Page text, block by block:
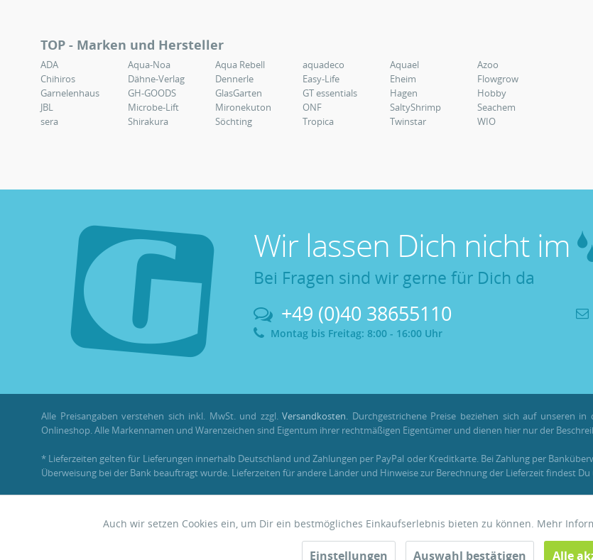
TOP - Marken und Hersteller
ADA Aqua-Noa Aqua Rebell aquadeco Aquael
Azoo
Chihiros
Dähne-Verlag Dennerle Easy-Life Eheim
Flowgrow
Garnelenhaus
GH-GOODS GlasGarten GT essentials Hagen
Hobby
JBL
Microbe-Lift Mironekuton ONF SaltyShrimp
Seachem
sera
Shirakura Söchting Tropica Twinstar WIO
Wir lassen Dich nicht im
Bei Fragen sind wir gerne für Dich da
+49 (0)40 38655110
Montag bis Freitag: 8:00 - 16:00 Uhr
Alle Preisangaben verstehen sich inkl. MwSt. und zzgl.Versandkosten. Durchgestrichene Preise beziehen sich auf unseren
Onlineshop. Alle Markennamen und Warenzeichen sind Eigentum ihrer rechtmäßigen Eigentümer und dienen hier nur der
* Lieferzeiten gelten für Lieferungen innerhalb Deutschland und Zahlungen per PayPal oder Kreditkarte. Bei Zahlung per
Überweisung bei der Bank beauftragt wurde. Lieferzeiten für andere Länder und Hinweise zur Berechnung der Lieferzeit findest
Auch wir setzen Cookies ein, um Dir ein bestmögliches Einkaufserlebnis bieten zu können. Mehr
Einstellungen Auswahl bestätigen Alle